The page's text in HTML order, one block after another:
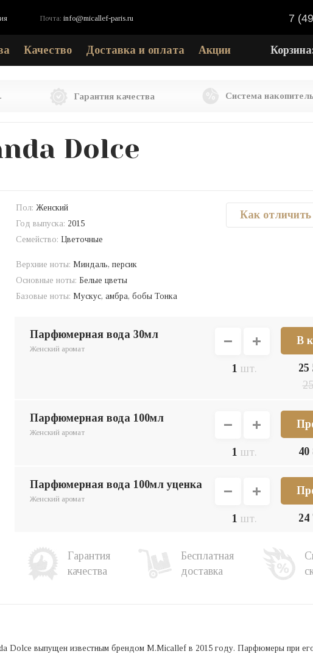
Почта: info@micallef-paris.ru 7
Качество Доставка и оплата Акции
Гарантия качества Система
Dolce
Как
Пол: Женский
Год выпуска: 2015
Семейство: Цветочные
Верхние ноты: Миндаль, персик
Основные ноты: Белые цветы
Базовые ноты: Мускус, амбра, бобы Тонка
парфюмерная вода 30мл
Женский аромат
1 шт. 25
парфюмерная вода 100мл
Женский аромат
1 шт. 40
парфюмерная вода 100мл уценка
Женский аромат
1 шт. 24
Гарантия
качества
Бесплатная
доставка
Dolce выпущен известным брендом M.Micallef в 2015 году. Парфюмеры при